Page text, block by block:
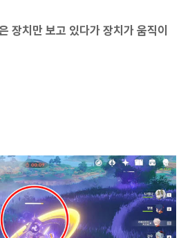
장치만 보고 있다가 장치가 움직이